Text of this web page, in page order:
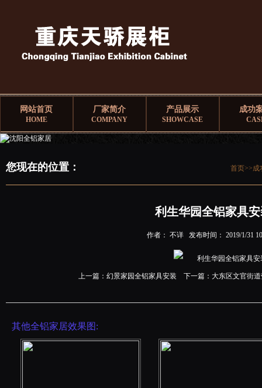
网站首页
HOME
厂家简介
COMPANY
产品展示
SHOWCASE
成功
您现在的位置： 首页>>成
利生华园全铝家具
作者： 不详 发布时间： 2019/1/31
上一篇： 幻景家园全铝家具安装 下一篇： 大东区文官街
其他全铝家居效果图: